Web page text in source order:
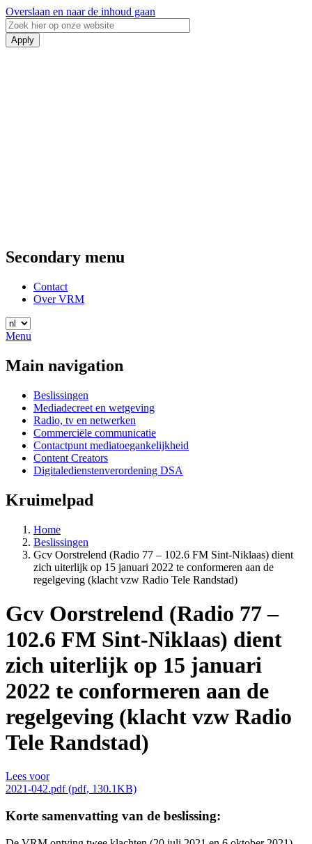
Overslaan en naar de inhoud gaan
Secondary menu
Contact
Over VRM
Menu
Main navigation
Beslissingen
Mediadecreet en wetgeving
Radio, tv en netwerken
Commerciële communicatie
Contactpunt mediatoegankelijkheid
Content Creators
Digitaledienstenverordening DSA
Kruimelpad
Home
Beslissingen
Gcv Oorstrelend (Radio 77 – 102.6 FM Sint-Niklaas) dient
zich uiterlijk op 15 januari 2022 te conformeren aan de
regelgeving (klacht vzw Radio Tele Randstad)
Gcv Oorstrelend (Radio 77 –
102.6 FM Sint-Niklaas) dient
zich uiterlijk op 15 januari
2022 te conformeren aan de
regelgeving (klacht vzw Radio
Tele Randstad)
Lees voor
2021-042.pdf (pdf, 130.1KB)
Korte samenvatting van de beslissing: